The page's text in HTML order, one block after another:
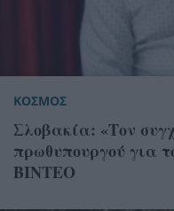
ΚΟΣΜΟΣ
Σλοβακία: «Τον
πρωθυπουργού για
ΒΙΝΤΕΟ